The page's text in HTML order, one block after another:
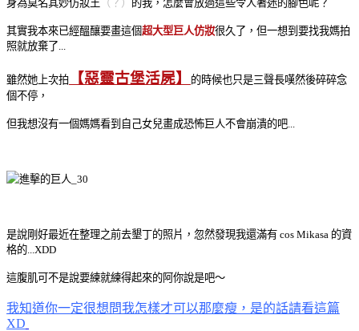
身為莫名其妙仿妝王 （？） 的我，怎麼會放過這些令人著迷的腳色呢？
其實我本來已經醞釀要畫這個超大型巨人仿妝很久了，但一想到要找我媽拍
照就放棄了...
雖然她上次拍 【惡靈古堡活屍】
的時候也只是三聲長嘆然後碎碎念
個不停，
但我想沒有一個媽媽看到自己女兒畫成恐怖巨人不會崩潰的吧...
是說剛好最近在整理之前去墾丁的照片，忽然發現我還滿有 cos Mikasa 的資
格的...XDD
這腹肌可不是說要練就練得起來的阿你說是吧～
我知道你一定很想問我怎樣才可以那麼瘦，是的話請看這篇
XD